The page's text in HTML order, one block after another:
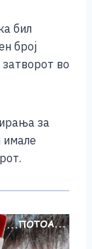
бил
број
во
за
имале